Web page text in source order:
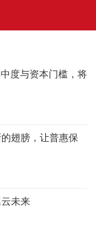
度与资本门槛，将
翅膀，让普惠保
未来